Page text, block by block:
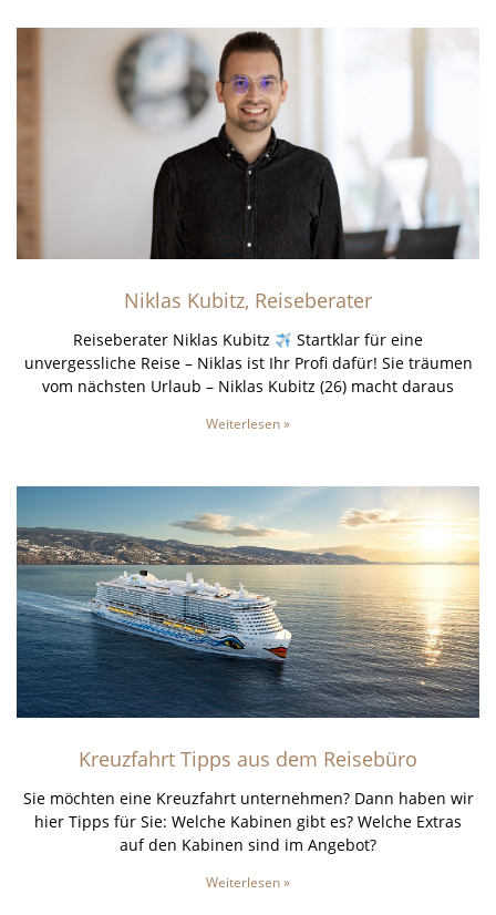
Niklas Kubitz, Reiseberater
Reiseberater Niklas Kubitz
Startklar für eine
unvergessliche Reise – Niklas ist Ihr Profi dafür! Sie träumen
vom nächsten Urlaub – Niklas Kubitz (26) macht daraus
Weiterlesen »
Kreuzfahrt Tipps aus dem Reisebüro
Sie möchten eine Kreuzfahrt unternehmen? Dann haben wir
hier Tipps für Sie: Welche Kabinen gibt es? Welche Extras
auf den Kabinen sind im Angebot?
Weiterlesen »